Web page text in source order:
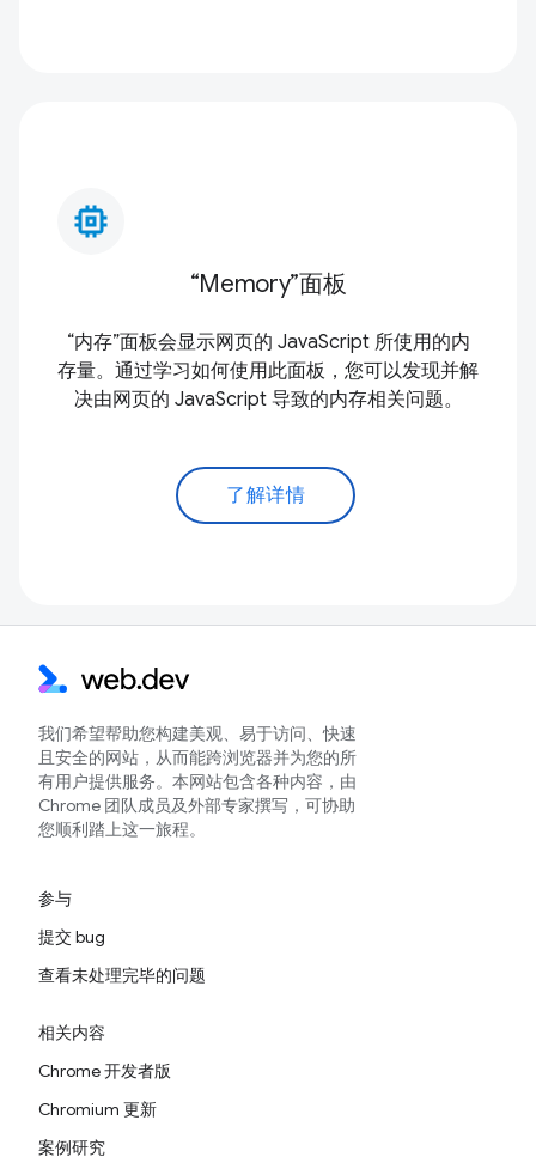
memory_alt
“Memory”面板
“内存”面板会显示网页的 JavaScript 所使用的内
存量。通过学习如何使用此面板，您可以发现并解
决由网页的 JavaScript 导致的内存相关问题。
了解详情
我们希望帮助您构建美观、易于访问、快速
且安全的网站，从而能跨浏览器并为您的所
有用户提供服务。本网站包含各种内容，由
Chrome 团队成员及外部专家撰写，可协助
您顺利踏上这一旅程。
参与
提交 bug
查看未处理完毕的问题
相关内容
Chrome 开发者版
Chromium 更新
案例研究